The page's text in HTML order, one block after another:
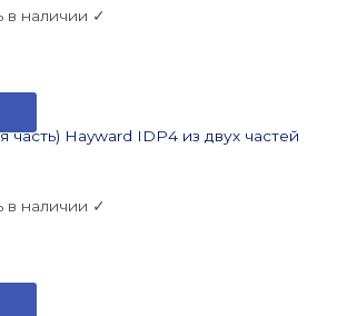
в наличии ✓
часть) Hayward IDP4 из двух частей
в наличии ✓